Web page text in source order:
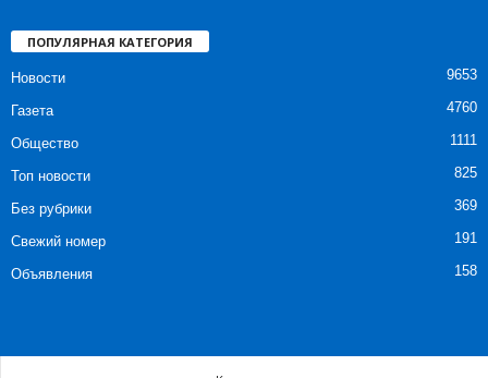
ПОПУЛЯРНАЯ КАТЕГОРИЯ
Новости 9653
Газета 4760
Общество 1111
Топ новости 825
Без рубрики 369
Свежий номер 191
Объявления 158